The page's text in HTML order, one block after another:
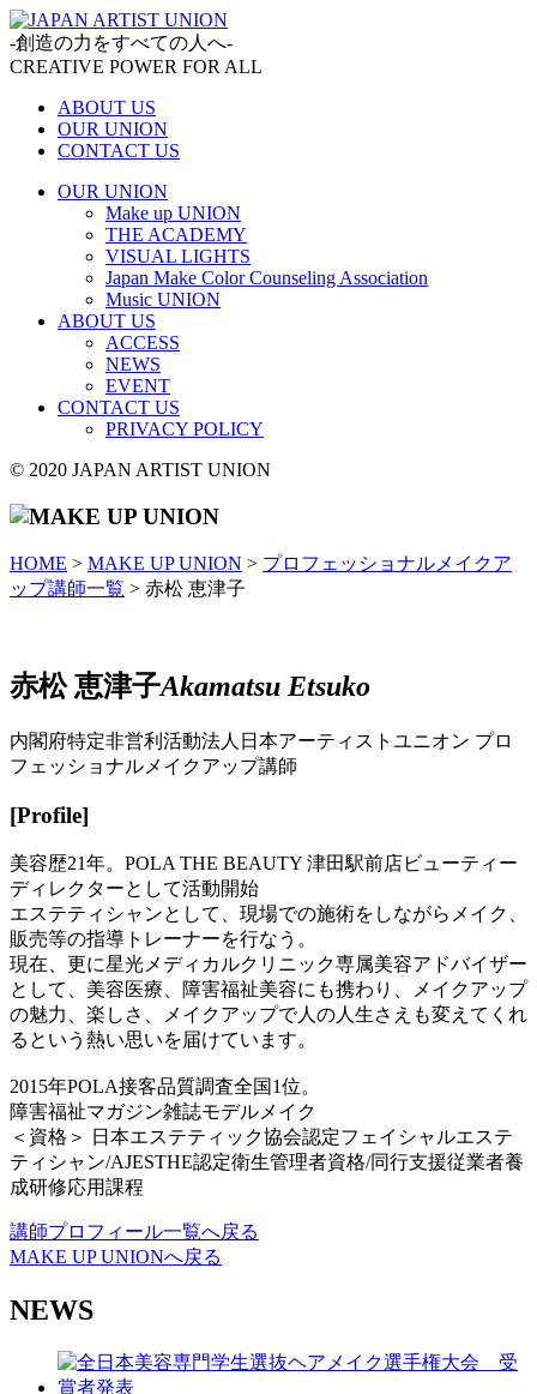
-創造の力をすべての人へ-
CREATIVE POWER FOR ALL
ABOUT US
OUR UNION
CONTACT US
OUR UNION
Make up UNION
THE ACADEMY
VISUAL LIGHTS
Japan Make Color Counseling Association
Music UNION
ABOUT US
ACCESS
NEWS
EVENT
CONTACT US
PRIVACY POLICY
© 2020 JAPAN ARTIST UNION
HOME > MAKE UP UNION > プロフェッショナルメイクア
ップ講師一覧 > 赤松 恵津子
赤松 恵津子Akamatsu Etsuko
内閣府特定非営利活動法人日本アーティストユニオン プロ
フェッショナルメイクアップ講師
[Profile]
美容歴21年。POLA THE BEAUTY 津田駅前店ビューティー
ディレクターとして活動開始
エステティシャンとして、現場での施術をしながらメイク、
販売等の指導トレーナーを行なう。
現在、更に星光メディカルクリニック専属美容アドバイザー
として、美容医療、障害福祉美容にも携わり、メイクアップ
の魅力、楽しさ、メイクアップで人の人生さえも変えてくれ
るという熱い思いを届けています。
2015年POLA接客品質調査全国1位。
障害福祉マガジン雑誌モデルメイク
＜資格＞
日本エステティック協会認定フェイシャルエステ
ティシャン/AJESTHE認定衛生管理者資格/同行支援従業者養
成研修応用課程
講師プロフィール一覧へ戻る
MAKE UP UNIONへ戻る
NEWS